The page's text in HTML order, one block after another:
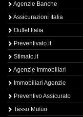
Agenzie Banche
Assicurazioni Italia
Outlet Italia
Preventivato.it
Stimato.it
Agenzie Immobiliari
Immobiliari Agenzie
Preventivo Assicurato
Tasso Mutuo